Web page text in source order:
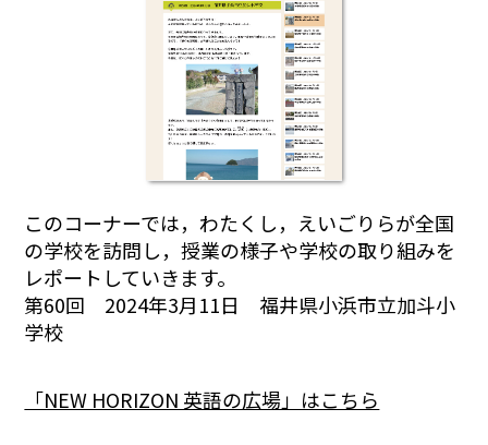
このコーナーでは，わたくし，えいごりらが全国
の学校を訪問し，授業の様子や学校の取り組みを
レポートしていきます。
第60回 2024年3月11日 福井県小浜市立加斗小
学校
「NEW HORIZON 英語の広場」はこちら